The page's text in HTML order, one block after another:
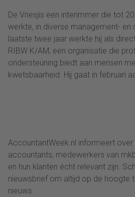
De Vriesjis een interimmer die tot
werkte, in diverse management- en
laatste twee jaar werkte hij als
RIBW K/AM, een organisatie die
ondersteuning biedt aan mensen
kwetsbaarheid. Hij gaat in februari
AccountantWeek.nl informeert
accountants, medewerkers van
en hun klanten écht relevant zijn.
nieuwsbrief om altijd op de hoogte
nieuws.